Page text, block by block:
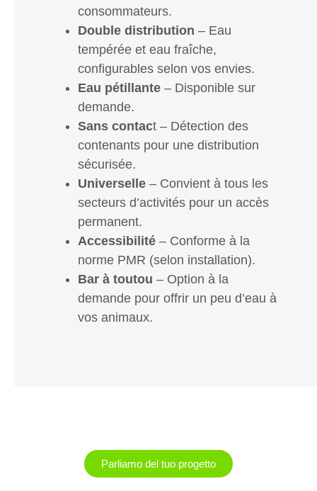
consommateurs.
Double distribution – Eau
tempérée et eau fraîche,
configurables selon vos envies.
Eau pétillante – Disponible sur
demande.
Sans contact – Détection des
contenants pour une distribution
sécurisée.
Universelle – Convient à tous les
secteurs d’activités pour un accès
permanent.
Accessibilité – Conforme à la
norme PMR (selon installation).
Bar à toutou – Option à la
demande pour offrir un peu d’eau à
vos animaux.
Parliamo del tuo progetto